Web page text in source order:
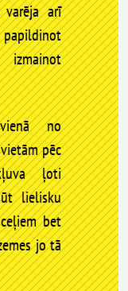
arī
no
pēc
ļoti
lielisku
bet
jo tā